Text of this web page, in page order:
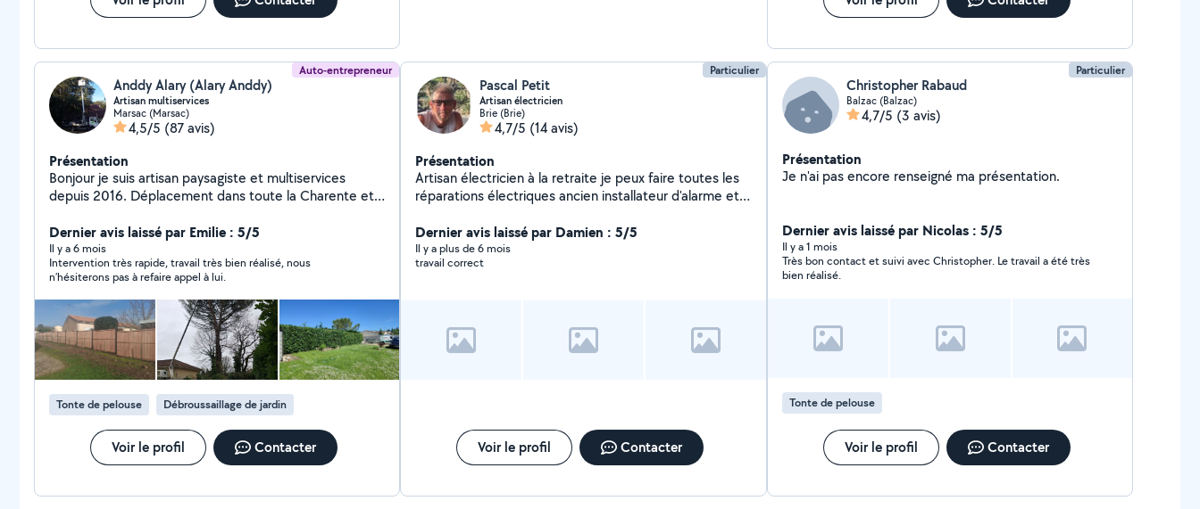
Auto-entrepreneur
Anddy Alary (Alary Anddy)
Artisan multiservices
Marsac (Marsac)
4,5/5 (87 avis)
Présentation
Bonjour je suis artisan paysagiste et multiservices
depuis 2016. Déplacement dans toute la Charente et
tout renseignement et devis gratuit. Voici mes
prestations : Élagage et abattage tout hauteur avec ou
sans camion nacelle Taille de haie Tonte et
débroussaillage toute surface Pose de clôture souple
ou rigide avec soubassement béton Pose de panneau
claustra Petite maçonnerie Peinture intérieur extérieur
Nettoyage et hydrofuge de couverture Vérification de
toiture (fuite.....) Crédit d'impôt à 50 % n'hésitez pas à
me contacter pour toute demande de renseignement
ou de devis je reste à votre disposition 7 jours sur 7
Intervention d'urgence 7 jours sur 7 24 sur 24
Dernier avis laissé par Emilie : 5/5
Il y a 6 mois
Intervention très rapide, travail très bien réalisé, nous
n’hésiterons pas à refaire appel à lui.
Tonte de pelouse Débroussaillage de jardin
Voir le profil Contacter
Particulier
Pascal Petit
Artisan électricien
Brie (Brie)
4,7/5 (14 avis)
Présentation
Artisan électricien à la retraite je peux faire toutes les
réparations électriques ancien installateur d'alarme et
Dernier avis laissé par Damien : 5/5
Il y a plus de 6 mois
travail correct
Voir le profil Contacter
Particulier
Christopher Rabaud
Balzac (Balzac)
4,7/5 (3 avis)
Présentation
Je n'ai pas encore renseigné ma présentation.
Dernier avis laissé par Nicolas : 5/5
Il y a 1 mois
Très bon contact et suivi avec Christopher. Le travail a été très
bien réalisé.
Tonte de pelouse
Voir le profil Contacter